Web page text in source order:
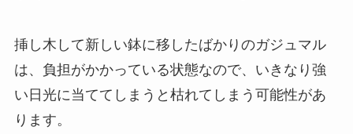
挿し木して新しい鉢に移したばかりのガジュマル
は、負担がかかっている状態なので、いきなり強
い日光に当ててしまうと枯れてしまう可能性があ
ります。